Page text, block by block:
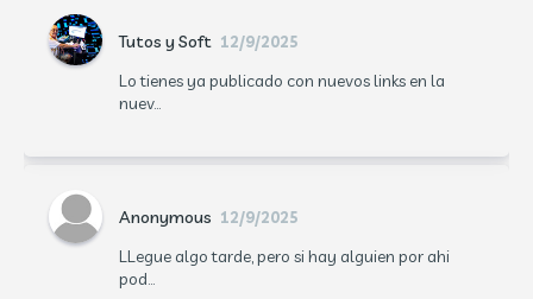
Tutos y Soft 12/9/2025
Lo tienes ya publicado con nuevos links en la
nuev...
Anonymous 12/9/2025
LLegue algo tarde, pero si hay alguien por ahi
pod...